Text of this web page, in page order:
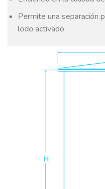
Permite una separación
lodo activado.